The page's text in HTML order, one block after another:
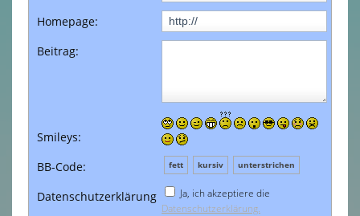
Kontakt / So findet Ihr uns
Homepage:
Beitrag:
Smileys:
BB-Code:
fett kursiv unterstrichen
Datenschutzerklärung
Ja, ich akzeptiere die
Datenschutzerklärung.